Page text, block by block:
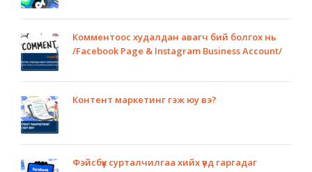
Комментоос худалдан авагч бий болгох нь
/Facebook Page & Instagram Business Account/
Контент маркетинг гэж юу вэ?
Фэйсбүүк сурталчилгаа хийх үед гаргадаг